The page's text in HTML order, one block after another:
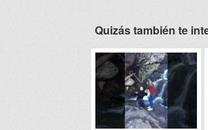
Quizás también te